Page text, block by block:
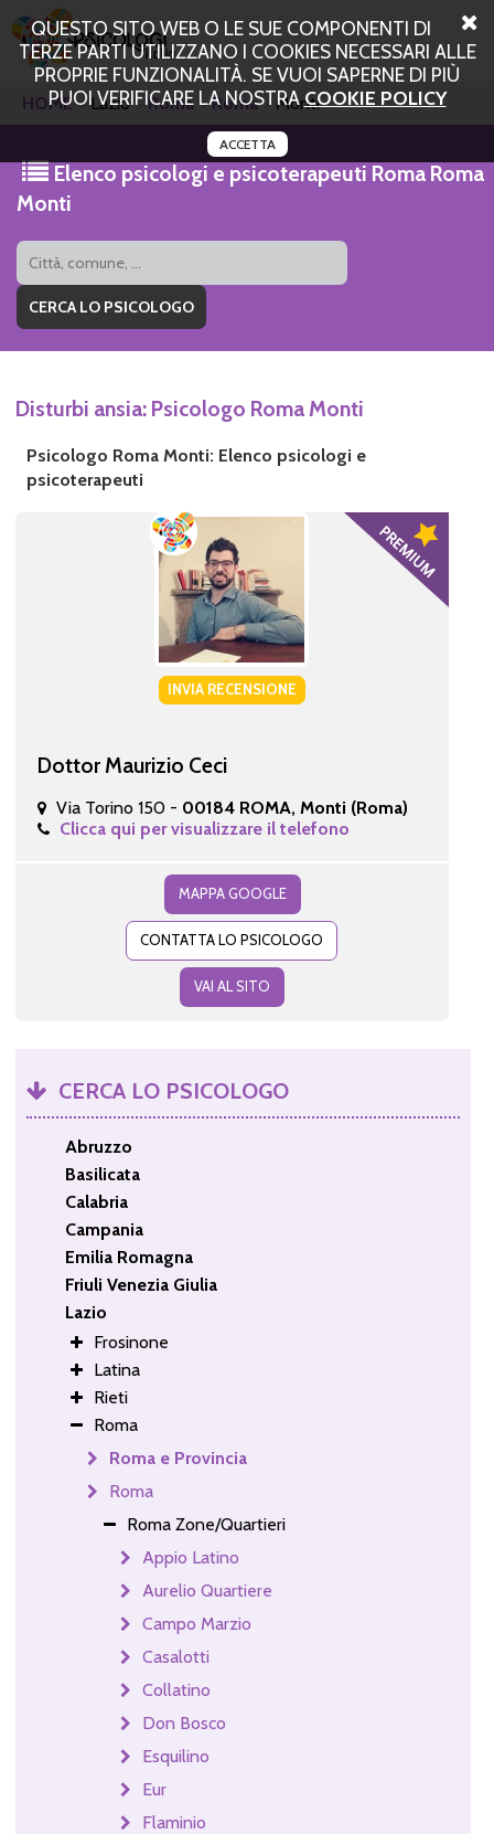
QUESTO SITO WEB O LE SUE COMPONENTI DI
TERZE PARTI UTILIZZANO I COOKIES NECESSARI ALLE
PROPRIE FUNZIONALITÀ. SE VUOI SAPERNE DI PIÙ
PUOI VERIFICARE LA NOSTRACOOKIE POLICY
ACCETTA
HOME Lazio Roma Roma Monti
Elenco psicologi e psicoterapeuti Roma Roma
Monti
Disturbi ansia: Psicologo Roma Monti
Psicologo Roma Monti: Elenco psicologi e
psicoterapeuti
INVIA RECENSIONE
Dottor Maurizio Ceci
Via Torino 150 - 00184 ROMA, Monti (Roma)
Clicca qui per visualizzare il telefono
MAPPA GOOGLE
CONTATTA LO PSICOLOGO
VAI AL SITO
CERCA LO PSICOLOGO
Abruzzo
Basilicata
Calabria
Campania
Emilia Romagna
Friuli Venezia Giulia
Lazio
Frosinone
Latina
Rieti
Roma
Roma e Provincia
Roma
Roma Zone/Quartieri
Appio Latino
Aurelio Quartiere
Campo Marzio
Casalotti
Collatino
Don Bosco
Esquilino
Eur
Flaminio